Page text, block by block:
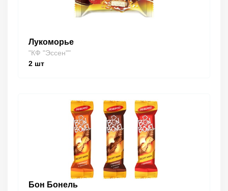
Лукоморье
"КФ "Эссен""
2 шт
Бон Бонель